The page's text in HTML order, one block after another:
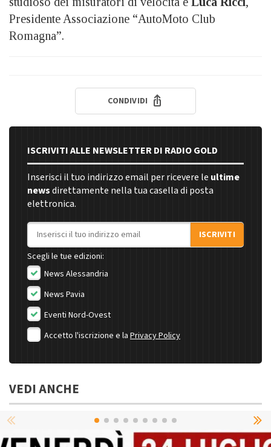
Presidente Associazione “AutoMoto Club
Romagna”.
CONDIVIDI
ISCRIVITI ALLE NEWSLETTER DI RADIO GOLD
Inserisci il tuo indirizzo email per ricevere le ultime
newsdirettamente nella tua casella di posta
elettronica.
Indirizzo email
ISCRIVITI
Scegli le tue edizioni:
News Alessandria
News Pavia
Eventi Nord-Ovest
Accetto l'iscrizione e la Privacy Policy
VEDI ANCHE